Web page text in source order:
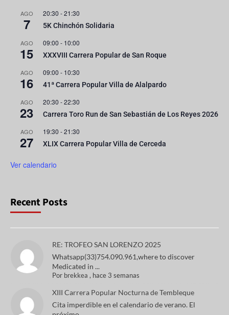
AGO
7
20:30 -21:30
5K Chinchón Solidaria
AGO
15
09:00 - 10:00
XXXVIII Carrera Popular de San Roque
AGO
16
09:00 - 10:30
41ª Carrera Popular Villa de Alalpardo
AGO
23
20:30 -22:30
Carrera Toro Run de San Sebastián de Los Reyes 2026
AGO
27
19:30 -21:30
XLIX Carrera Popular Villa de Cerceda
Ver calendario
Recent Posts
RE: TROFEO SAN LORENZO 2025
Whatsapp(33)754.090.961,where to discover
Medicated in ...
Por brekkea , hace 3 semanas
XIII Carrera Popular Nocturna de Tembleque
Cita imperdible en el calendario de verano. El